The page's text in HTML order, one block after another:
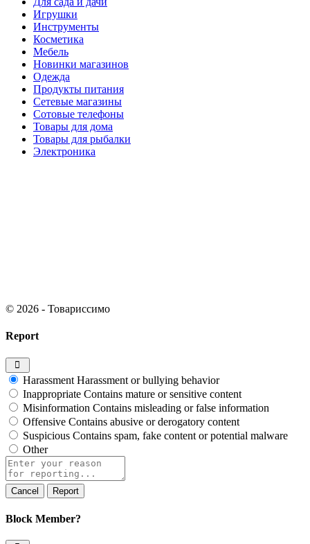
Игрушки
Инструменты
Косметика
Мебель
Новинки магазинов
Одежда
Продукты питания
Сетевые магазины
Сотовые телефоны
Товары для дома
Товары для рыбалки
Электроника
© 2026 - Товариссимо
Report
Harassment Harassment or bullying behavior
Inappropriate Contains mature or sensitive content
Misinformation Contains misleading or false information
Offensive Contains abusive or derogatory content
Suspicious Contains spam, fake content or potential malware
Other
Report
Block Member?